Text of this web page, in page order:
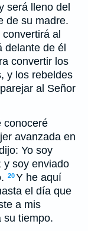
será lleno del
de su madre.
al
delante de él
convertir los
y los rebeldes
al Señor
conoceré
avanzada en
Yo soy
y soy enviado
20Y he aquí
el día que
a mis
su tiempo.